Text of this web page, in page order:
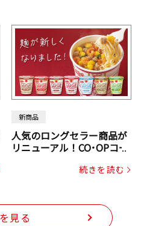
新商品
人気のロングセラー商品が
リニューアル！CO･OPコー
続きを読む
見る